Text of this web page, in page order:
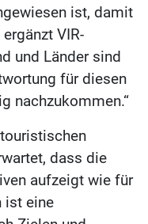
ist, damit
VIR-
und Länder sind
für diesen
nachzukommen.“
dass die
aufzeigt wie für
ist eine